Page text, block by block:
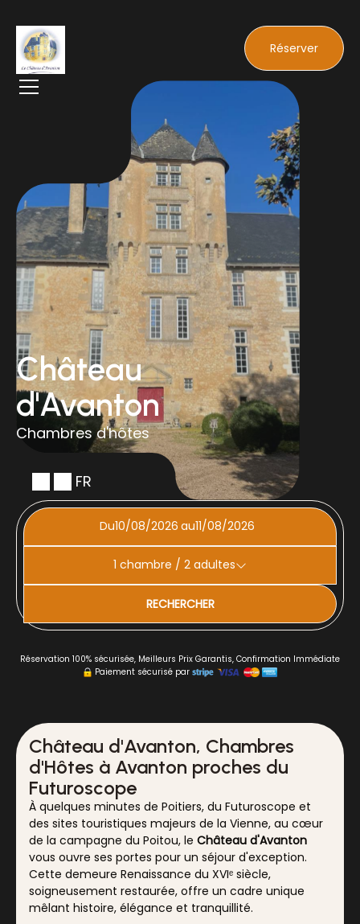
Réserver
Château
d'Avanton
Chambres d'hôtes
FR
Du au
1 chambre / 2 adultes
RECHERCHER
Réservation 100% sécurisée, Meilleurs Prix Garantis, Confirmation Immédiate
Paiement sécurisé par
Château d'Avanton, Chambres
d'Hôtes à Avanton proches du
Futuroscope
À quelques minutes de Poitiers, du Futuroscope et
des sites touristiques majeurs de la Vienne, au cœur
de la campagne du Poitou, le Château d'Avanton
vous ouvre ses portes pour un séjour d'exception.
Cette demeure Renaissance du XVIᵉ siècle,
soigneusement restaurée, offre un cadre unique
mêlant histoire, élégance et tranquillité.